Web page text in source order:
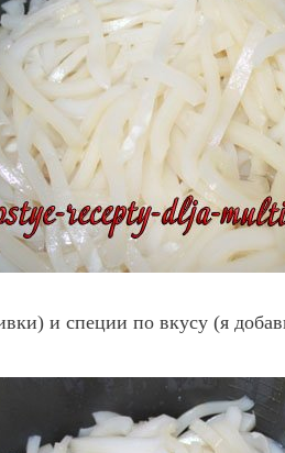
и специи по вкусу (я